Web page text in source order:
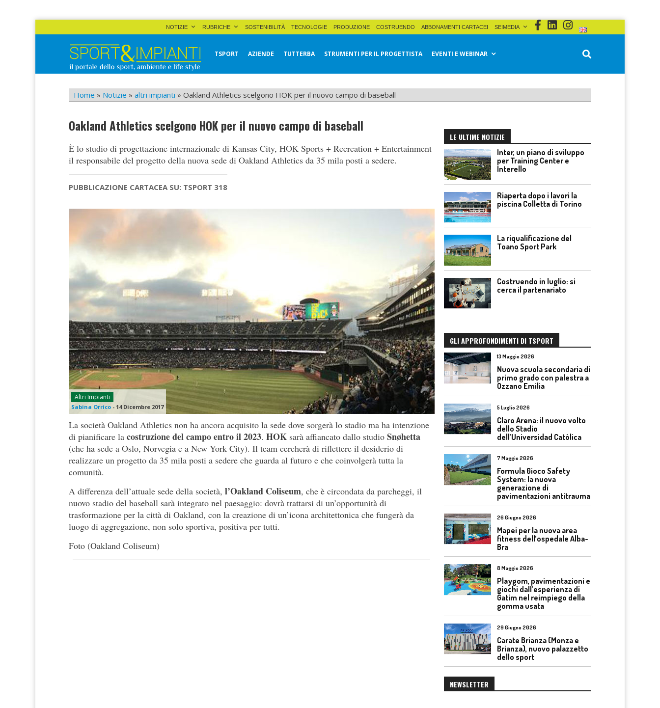
NOTIZIE RUBRICHE SOSTENIBILITÀ TECNOLOGIE PRODUZIONE COSTRUENDO ABBONAMENTI CARTACEI SEIMEDIA
Sport&Impianti
TSPORT AZIENDE TUTTERBA STRUMENTI PER IL PROGETTISTA EVENTI E WEBINAR
Home » Notizie » altri impianti » Oakland Athletics scelgono HOK per il nuovo campo di baseball
Oakland Athletics scelgono HOK per il nuovo campo di baseball
È lo studio di progettazione internazionale di Kansas City, HOK Sports + Recreation + Entertainment
il responsabile del progetto della nuova sede di Oakland Athletics da 35 mila posti a sedere.
PUBBLICAZIONE CARTACEA SU: TSPORT 318
Altri Impianti
Sabina Orrico - 14 Dicembre 2017
La società Oakland Athletics non ha ancora acquisito la sede dove sorgerà lo stadio ma ha intenzione
di pianificare la costruzione del campo entro il 2023. HOK sarà affiancato dallo studio Snøhetta
(che ha sede a Oslo, Norvegia e a New York City). Il team cercherà di riflettere il desiderio di
realizzare un progetto da 35 mila posti a sedere che guarda al futuro e che coinvolgerà tutta la
comunità.
A differenza dell’attuale sede della società, l’Oakland Coliseum, che è circondata da parcheggi, il
nuovo stadio del baseball sarà integrato nel paesaggio: dovrà trattarsi di un’opportunità di
trasformazione per la città di Oakland, con la creazione di un’icona architettonica che fungerà da
luogo di aggregazione, non solo sportiva, positiva per tutti.
Foto (Oakland Coliseum)
LE ULTIME NOTIZIE
Inter, un piano di sviluppo
per Training Center e
Interello
Riaperta dopo i lavori la
piscina Colletta di Torino
La riqualificazione del
Toano Sport Park
Costruendo in luglio: si
cerca il partenariato
GLI APPROFONDIMENTI DI TSPORT
13 Maggio 2026
Nuova scuola secondaria di
primo grado con palestra a
Ozzano Emilia
5 Luglio 2026
Claro Arena: il nuovo volto
dello Stadio
dell’Universidad Católica
7 Maggio 2026
Formula Gioco Safety
System: la nuova
generazione di
pavimentazioni antitrauma
26 Giugno 2026
Mapei per la nuova area
fitness dell’ospedale Alba-
Bra
8 Maggio 2026
Playgom, pavimentazioni e
giochi dall’esperienza di
Gatim nel reimpiego della
gomma usata
29 Giugno 2026
Carate Brianza (Monza e
Brianza), nuovo palazzetto
dello sport
NEWSLETTER